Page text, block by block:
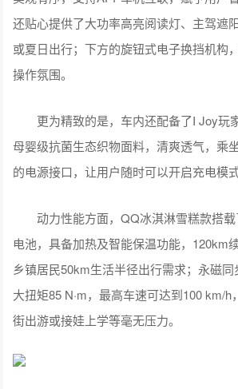
还贴心提供了大功率高亮阅读灯、主驾遮
或夏日出行；下方的旋钮式电子换挡机构
操作氛围。
更为精致的是，车内还配备了I Joy玩
母婴级抗菌生态织物面料，清爽透气，乘
的电源接口，让用户随时可以开启充电模
动力性能方面，QQ冰淇淋雪糕款搭载
电池，具备加热及智能保温功能，120km
乡镇居民50km生活半径出行需求；永磁
大扭矩85 N·m，最高车速可达到100 km/
街出游或接娃上学等毫无压力。